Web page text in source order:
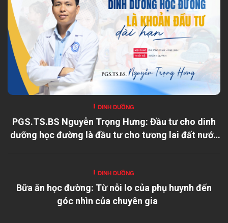
DINH DƯỠNG
PGS.TS.BS Nguyễn Trọng Hưng: Đầu tư cho dinh
dưỡng học đường là đầu tư cho tương lai đất nước
DINH DƯỠNG
Bữa ăn học đường: Từ nỗi lo của phụ huynh đến
góc nhìn của chuyên gia